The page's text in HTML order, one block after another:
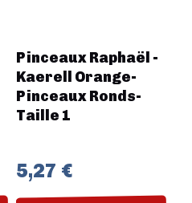
Pinceaux Raphaël -
Kaerell Orange-
Pinceaux Ronds-
Taille 1
5,27 €